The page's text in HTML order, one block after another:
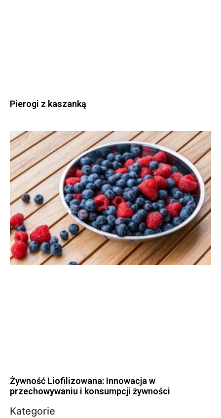
Pierogi z kaszanką
Żywność Liofilizowana: Innowacja w
przechowywaniu i konsumpcji żywności
Kategorie